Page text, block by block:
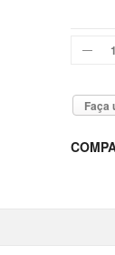
Faça